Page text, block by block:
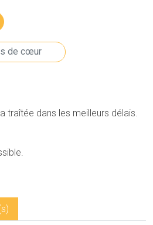
traîtée dans les meilleurs délais.